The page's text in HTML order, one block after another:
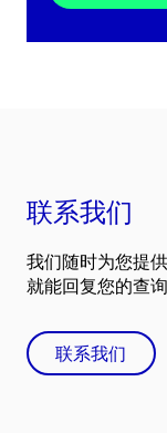
联系我们
我们随时为您提
就能回复您的查询
联系我们